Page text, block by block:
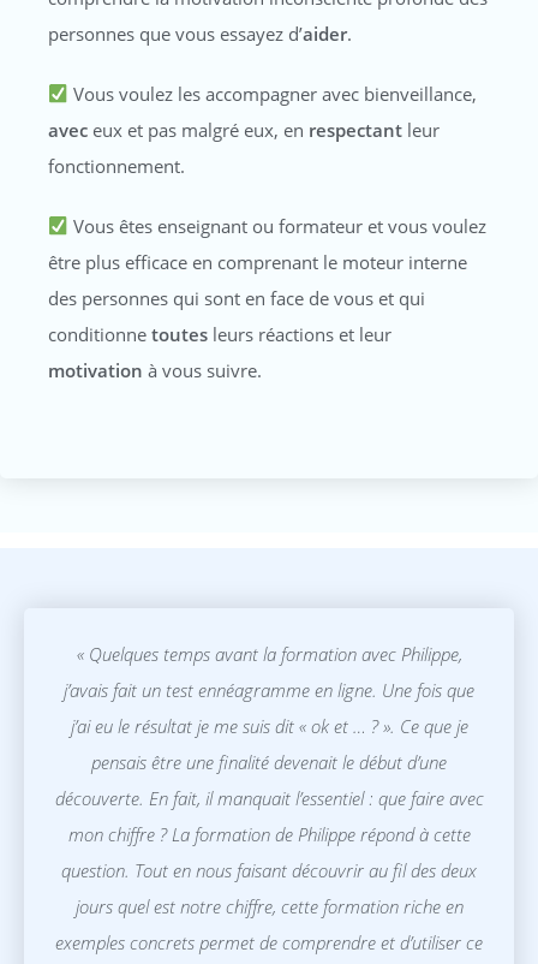
personnes que vous essayez d’aider.
Vous voulez les accompagner avec bienveillance,
aveceux et pas malgré eux, en respectantleur
fonctionnement.
Vous êtes enseignant ou formateur et vous voulez
être plus efficace en comprenant le moteur interne
des personnes qui sont en face de vous et qui
conditionnetoutesleurs réactions et leur
motivation à vous suivre.
« Quelques temps avant la formation avec Philippe,
j’avais fait un test ennéagramme en ligne. Une fois que
j’ai eu le résultat je me suis dit « ok et … ? ». Ce que je
pensais être une finalité devenait le début d’une
découverte. En fait, il manquait l’essentiel : que faire avec
mon chiffre ? La formation de Philippe répond à cette
question. Tout en nous faisant découvrir au fil des deux
jours quel est notre chiffre, cette formation riche en
exemples concrets permet de comprendre et d’utiliser ce